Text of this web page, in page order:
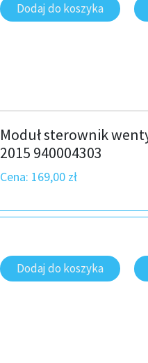
Dodaj do koszyka
Moduł sterownik
2015 940004303
Cena: 169,00 zł
Dodaj do koszyka